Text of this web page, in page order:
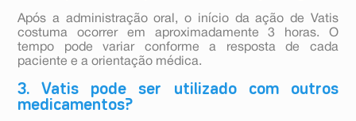
Após a administração oral, o início da ação de Vatis
costuma ocorrer em aproximadamente 3 horas. O
tempo pode variar conforme a resposta de cada
paciente e a orientação médica.
3. Vatis pode ser utilizado com outros
medicamentos?